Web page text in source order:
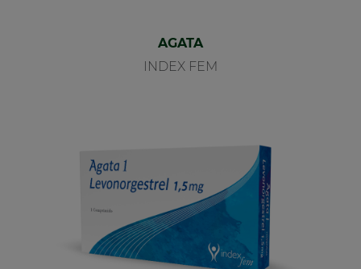
AGATA
INDEX FEM